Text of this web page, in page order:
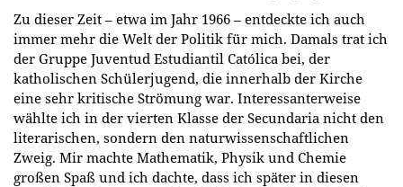
Zu dieser Zeit – etwa im Jahr 1966 – entdeckte ich auch
immer mehr die Welt der Politik für mich. Damals trat ich
der Gruppe Juventud Estudiantil Católica bei, der
katholischen Schülerjugend, die innerhalb der Kirche
eine sehr kritische Strömung war. Interessanterweise
wählte ich in der vierten Klasse der Secundaria nicht den
literarischen, sondern den naturwissenschaftlichen
Zweig. Mir machte Mathematik, Physik und Chemie
großen Spaß und ich dachte, dass ich später in diesen